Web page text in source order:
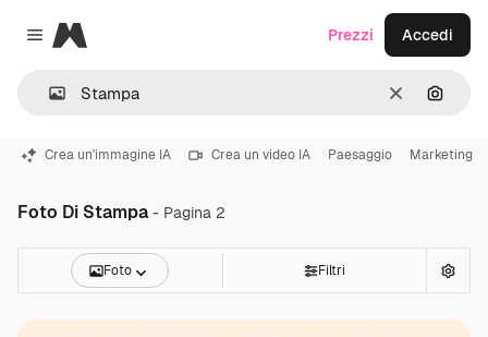
Close menu
Magnific
CancellaCerca
Prezzi Accedi
Crea un'immagine IA Crea un video IA Paesaggio Marketing
Foto Di Stampa - Pagina 2
Foto Filtri